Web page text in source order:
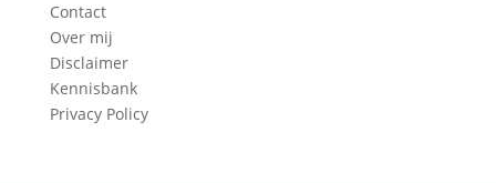
Contact
Over mij
Disclaimer
Kennisbank
Privacy Policy